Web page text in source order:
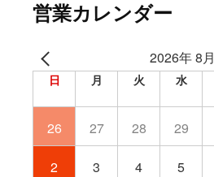
営業カレンダー
2026年 8月
日 月 火 水
26 27 28 29
2 3 4 5